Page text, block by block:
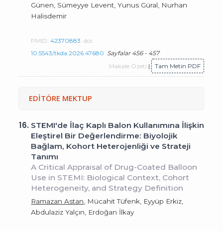
Günen, Sümeyye Levent, Yunus Güral, Nurhan
Halisdemir
PMID:42370883 doi:
10.5543/tkda.2026.47680 Sayfalar 456 - 457
Makale Özeti | Tam Metin PDF
EDİTÖRE MEKTUP
16. STEMI'de İlaç Kaplı Balon Kullanımına İlişkin
Eleştirel Bir Değerlendirme: Biyolojik
Bağlam, Kohort Heterojenliği ve Strateji
Tanımı
A Critical Appraisal of Drug-Coated Balloon
Use in STEMI: Biological Context, Cohort
Heterogeneity, and Strategy Definition
Ramazan Astan , Mücahit Tüfenk, Eyyüp Erkiz,
Abdulaziz Yalçın, Erdoğan İlkay